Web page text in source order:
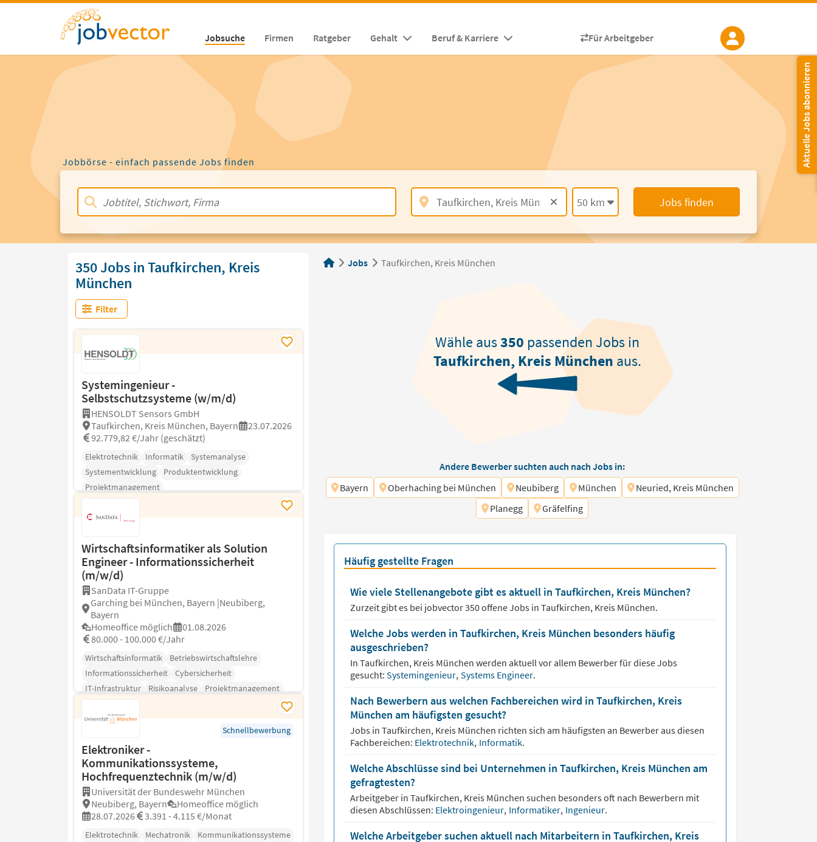
Jobsuche Firmen Ratgeber Gehalt Beruf & Karriere Für Arbeitgeber
Aktuelle Jobs abonnieren
Jobbörse - einfach passende Jobs finden
50 km Jobs finden
350 Jobs in Taufkirchen, Kreis
München
Filter
Systemingenieur -
Selbstschutzsysteme (w/m/d)
HENSOLDT Sensors GmbH
Taufkirchen, Kreis München, Bayern
23.07.2026
92.779,82 €/Jahr (geschätzt)
Elektrotechnik Informatik
Systemanalyse
Systementwicklung
Produktentwicklung
Projektmanagement
Wirtschaftsinformatiker als Solution
Engineer - Informationssicherheit
(m/w/d)
SanData IT-Gruppe
Garching bei München, Bayern |Neubiberg,
Bayern
Homeoffice möglich
01.08.2026
80.000 - 100.000 €/Jahr
Wirtschaftsinformatik
Betriebswirtschaftslehre
Informationssicherheit
Cybersicherheit
IT-Infrastruktur
Risikoanalyse Projektmanagement
Schnellbewerbung
Elektroniker -
Kommunikationssysteme,
Hochfrequenztechnik (m/w/d)
Universität der Bundeswehr München
Neubiberg, Bayern
Homeoffice möglich
28.07.2026
3.391 - 4.115 €/Monat
Elektrotechnik Mechatronik
Kommunikationssysteme
Jobs Taufkirchen, Kreis München
Wähle aus350 passenden Jobs in
Taufkirchen, Kreis München aus.
Andere Bewerber suchten auch nach Jobs in:
Bayern
Oberhaching bei München Neubiberg München
Neuried, Kreis München
Planegg
Gräfelfing
Häufig gestellte Fragen
Wie viele Stellenangebote gibt es aktuell in Taufkirchen, Kreis München?
Zurzeit gibt es bei jobvector350offene Jobs in Taufkirchen, Kreis München.
Welche Jobs werden in Taufkirchen, Kreis München besonders häufig
ausgeschrieben?
In Taufkirchen, Kreis München werden aktuell vor allem Bewerber für diese Jobs
gesucht: Systemingenieur, Systems Engineer.
Nach Bewerbern aus welchen Fachbereichen wird in Taufkirchen, Kreis
München am häufigsten gesucht?
Jobs in Taufkirchen, Kreis München richten sich am häufigsten an Bewerber aus diesen
Fachbereichen: Elektrotechnik, Informatik.
Welche Abschlüsse sind bei Unternehmen in Taufkirchen, Kreis München am
gefragtesten?
Arbeitgeber in Taufkirchen, Kreis München suchen besonders oft nach Bewerbern mit
diesen Abschlüssen: Elektroingenieur, Informatiker, Ingenieur.
Welche Arbeitgeber suchen aktuell nach Mitarbeitern in Taufkirchen, Kreis